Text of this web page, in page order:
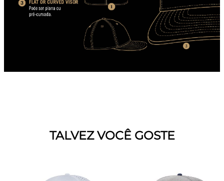
TALVEZ VOCÊ GOSTE